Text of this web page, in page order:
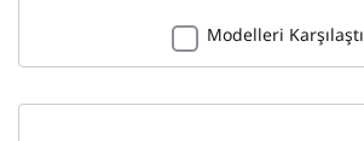
Modelleri